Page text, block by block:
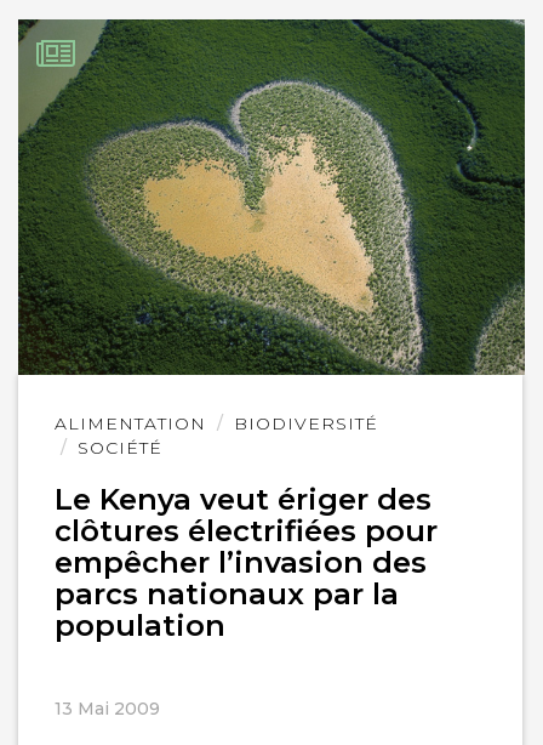
ALIMENTATION
BIODIVERSITÉ
SOCIÉTÉ
Le Kenya veut ériger des
clôtures électrifiées pour
empêcher l’invasion des
parcs nationaux par la
population
13 Mai 2009
Lire
l'article